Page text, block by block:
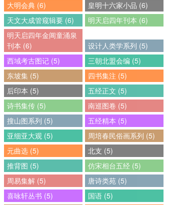
大明会典 (6)
皇明十六家小品 (6)
天文大成管窥辑要 (6)
明天启四年刊本 (6)
明天启四年金阊童涌泉
刊本 (6)
设计人类学系列 (5)
西域考古图记 (5)
三朝北盟会编 (5)
东坡集 (5)
四书集注 (5)
后印本 (5)
五经正文 (5)
诗书集传 (5)
南巡图卷 (5)
搜山图系列 (5)
五经精本 (5)
亚细亚大观 (5)
周培春民俗画系列 (5)
元曲选 (5)
北支 (5)
推背图 (5)
仿宋相台五经 (5)
周易集解 (5)
唐诗类苑 (5)
喜咏轩丛书 (5)
国语 (5)